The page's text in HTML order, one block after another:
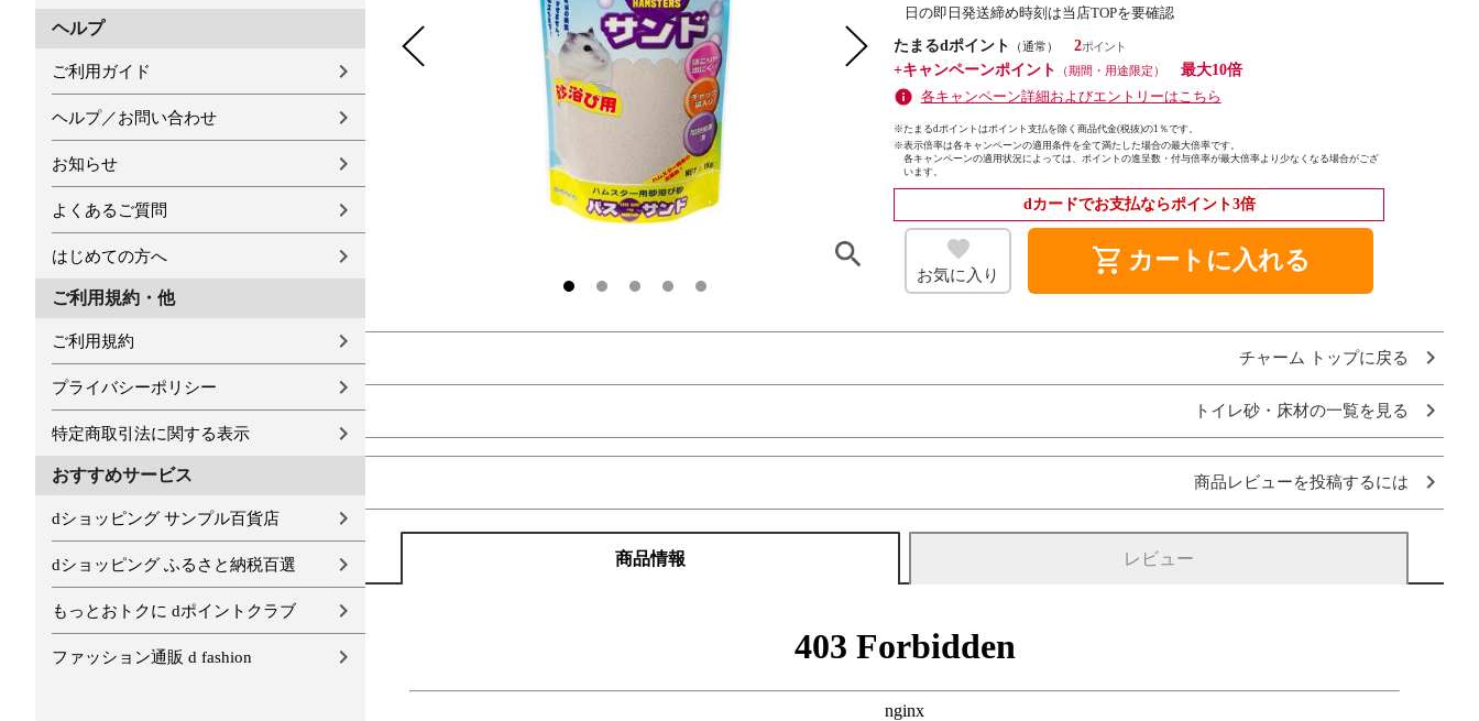
ヘルプ
ご利用ガイド
ヘルプ／お問い合わせ
お知らせ
よくあるご質問
はじめての方へ
ご利用規約・他
ご利用規約
プライバシーポリシー
特定商取引法に関する表示
おすすめサービス
dショッピング サンプル百貨店
dショッピング ふるさと納税百選
もっとおトクに dポイントクラブ
ファッション通販 d fashion
日の即日発送締め時刻は当店TOPを要確認
たまるdポイント
（通常）
2
+キャンペーンポイント
（期間・用途限定）
最大10倍
各キャンペーン詳細およびエントリーはこちら
※たまるdポイントはポイント支払を除く商品代金(税抜)の1％です。
※表示倍率は各キャンペーンの適用条件を全て満たした場合の最大倍率です。
各キャンペーンの適用状況によっては、ポイントの進呈数・付与倍率が最大倍率より少なくなる場合がござ
います。
dカードでお支払ならポイント3倍
お気に入り shopping_cart カートに入れる
チャーム トップに戻る
トイレ砂・床材の一覧を見る
商品レビューを投稿するには
商品情報 レビュー